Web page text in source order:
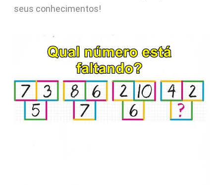
seus conhecimentos!